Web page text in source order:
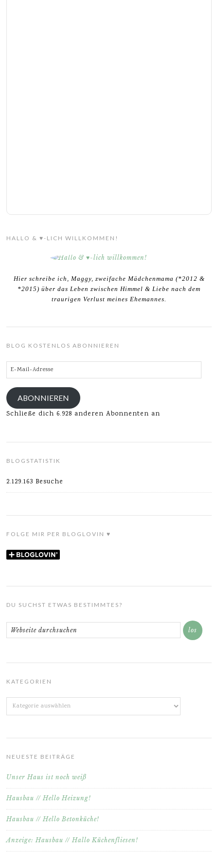
HALLO & ♥-LICH WILLKOMMEN!
Hier schreibe ich, Maggy, zweifache Mädchenmama (*2012 &
*2015) über das Leben zwischen Himmel & Liebe nach dem
traurigen Verlust meines Ehemannes.
BLOG KOSTENLOS ABONNIEREN
E-
Mail-
Adresse
ABONNIEREN
Schließe dich 6.928 anderen Abonnenten an
BLOGSTATISTIK
2.129.163 Besuche
FOLGE MIR PER BLOGLOVIN ♥
DU SUCHST ETWAS BESTIMMTES?
KATEGORIEN
Kategorien
NEUESTE BEITRÄGE
Unser Haus ist noch weiß
Hausbau // Hello Heizung!
Hausbau // Hello Betonküche!
Anzeige: Hausbau // Hallo Küchenfliesen!